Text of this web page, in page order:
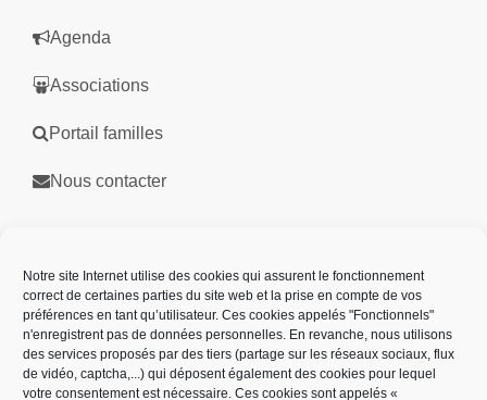
Notre site Internet utilise des cookies qui assurent le fonctionnement
correct de certaines parties du site web et la prise en compte de vos
préférences en tant qu’utilisateur. Ces cookies appelés "Fonctionnels"
n'enregistrent pas de données personnelles. En revanche, nous utilisons
des services proposés par des tiers (partage sur les réseaux sociaux, flux
de vidéo, captcha,...) qui déposent également des cookies pour lequel
votre consentement est nécessaire. Ces cookies sont appelés «
Agenda
Associations
Portail familles
Nous contacter